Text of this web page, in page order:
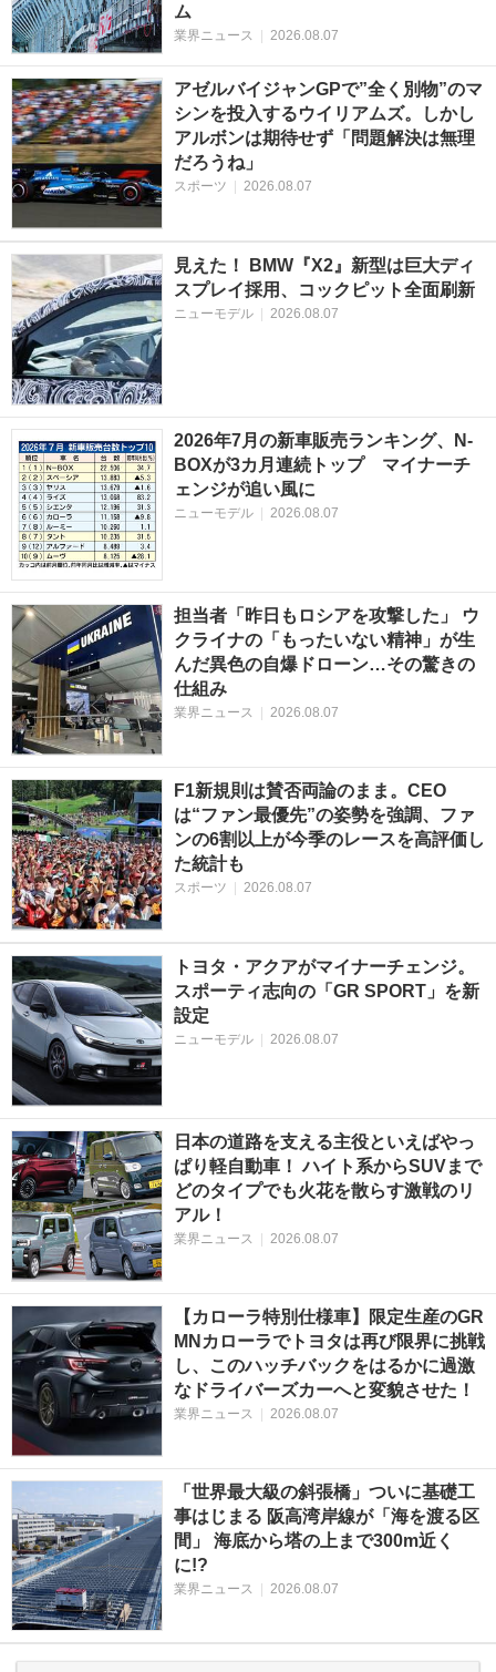
ム
業界ニュース 2026.08.07
アゼルバイジャンGPで”全く別物”のマ
シンを投入するウイリアムズ。しかし
アルボンは期待せず「問題解決は無理
だろうね」
スポーツ | 2026.08.07
見えた！ BMW『X2』新型は巨大ディ
スプレイ採用、コックピット全面刷新
ニューモデル | 2026.08.07
2026年7月の新車販売ランキング、N-
BOXが3カ月連続トップ マイナーチ
ェンジが追い風に
ニューモデル | 2026.08.07
担当者「昨日もロシアを攻撃した」 ウ
クライナの「もったいない精神」が生
んだ異色の自爆ドローン…その驚きの
仕組み
業界ニュース | 2026.08.07
F1新規則は賛否両論のまま。CEO
は“ファン最優先”の姿勢を強調、ファ
ンの6割以上が今季のレースを高評価し
た統計も
スポーツ | 2026.08.07
トヨタ・アクアがマイナーチェンジ。
スポーティ志向の「GR SPORT」を新
設定
ニューモデル | 2026.08.07
日本の道路を支える主役といえばやっ
ぱり軽自動車！ ハイト系からSUVまで
どのタイプでも火花を散らす激戦のリ
アル！
業界ニュース | 2026.08.07
【カローラ特別仕様車】限定生産のGR
MNカローラでトヨタは再び限界に挑戦
し、このハッチバックをはるかに過激
なドライバーズカーへと変貌させた！
業界ニュース | 2026.08.07
「世界最大級の斜張橋」ついに基礎工
事はじまる 阪高湾岸線が「海を渡る区
間」 海底から塔の上まで300m近く
に!?
業界ニュース | 2026.08.07